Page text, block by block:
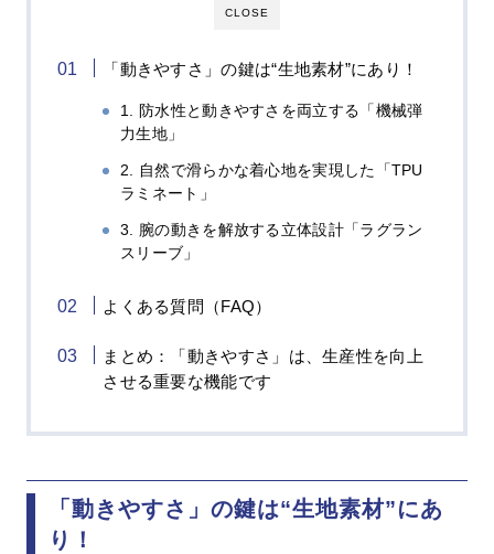
CLOSE
「動きやすさ」の鍵は“生地素材”にあり！
1. 防水性と動きやすさを両立する「機械弾
力生地」
2. 自然で滑らかな着心地を実現した「TPU
ラミネート」
3. 腕の動きを解放する立体設計「ラグラン
スリーブ」
よくある質問（FAQ）
まとめ：「動きやすさ」は、生産性を向上
させる重要な機能です
「動きやすさ」の鍵は“生地素材”にあ
り！